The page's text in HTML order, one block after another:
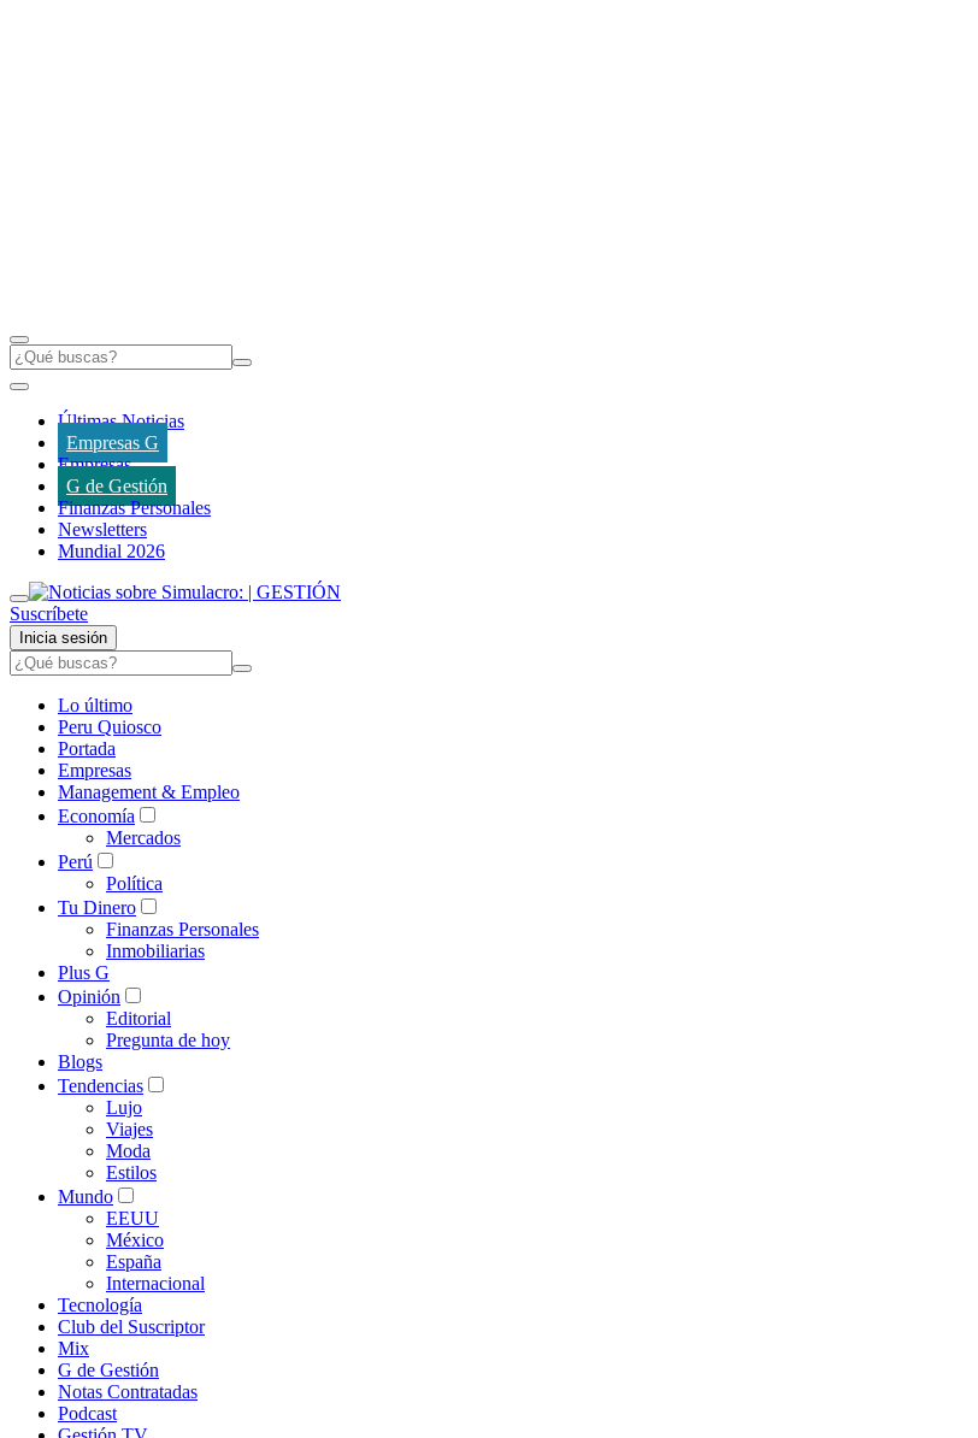
Últimas Noticias
Empresas G
Empresas
G de Gestión
Finanzas Personales
Newsletters
Mundial 2026
Suscríbete
Inicia sesión
Lo último
Peru Quiosco
Portada
Empresas
Management & Empleo
Economía
Mercados
Perú
Política
Tu Dinero
Finanzas Personales
Inmobiliarias
Plus G
Opinión
Editorial
Pregunta de hoy
Blogs
Tendencias
Lujo
Viajes
Moda
Estilos
Mundo
EEUU
México
España
Internacional
Tecnología
Club del Suscriptor
Mix
G de Gestión
Notas Contratadas
Podcast